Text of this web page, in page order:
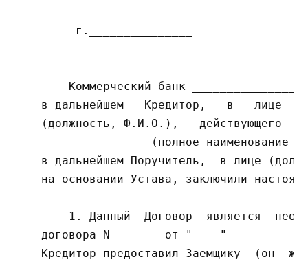
г._______________
Коммерческий банк
в дальнейшем   Кредитор,   в   лице
(должность, Ф.И.О.),   действующего
_______________ (полное наименование
в дальнейшем Поручитель,  в лице
на основании Устава, заключили
1. Данный  Договор  является
договора N  _____ от "____"
Кредитор предоставил Заемщику  (он